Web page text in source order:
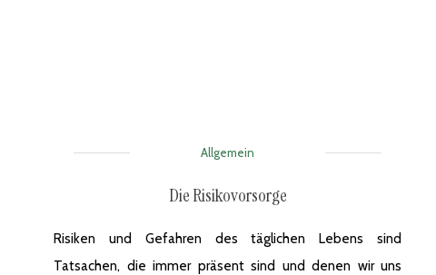
Allgemein
Die Risikovorsorge
Risiken und Gefahren des täglichen Lebens sind
Tatsachen, die immer präsent sind und denen wir uns